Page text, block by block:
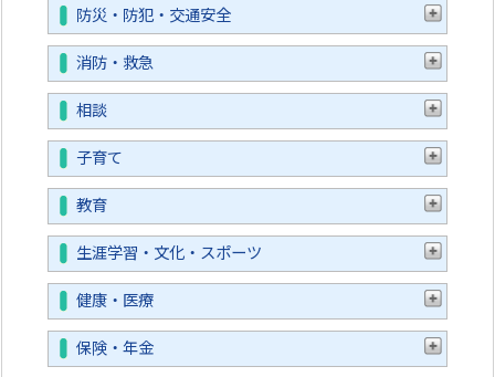
防災・防犯・交通安全
消防・救急
相談
子育て
教育
生涯学習・文化・スポーツ
健康・医療
保険・年金